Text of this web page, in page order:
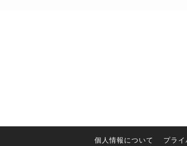
個人情報について プラ